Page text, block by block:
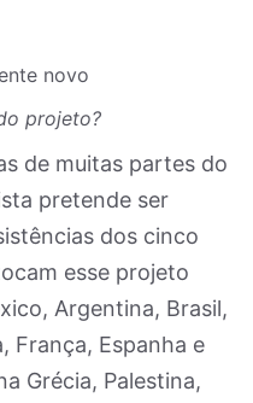
novo
projeto?
de muitas partes do
pretende ser
dos cinco
esse projeto
Argentina, Brasil,
França, Espanha e
Grécia, Palestina,